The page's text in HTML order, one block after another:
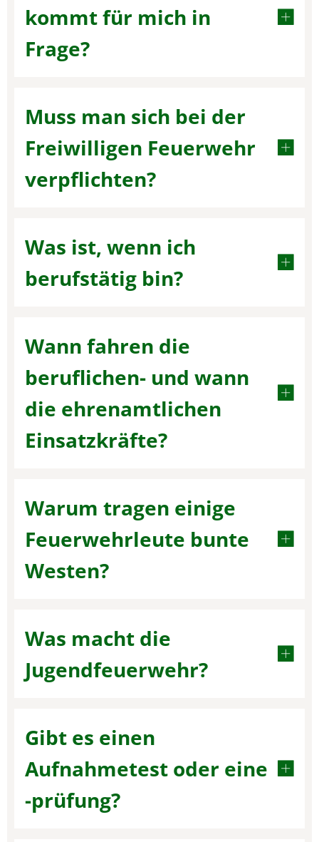
kommt für mich in
Frage?
Muss man sich bei der
Freiwilligen Feuerwehr
verpflichten?
Was ist, wenn ich
berufstätig bin?
Wann fahren die
beruflichen- und wann
die ehrenamtlichen
Einsatzkräfte?
Warum tragen einige
Feuerwehrleute bunte
Westen?
Was macht die
Jugendfeuerwehr?
Gibt es einen
Aufnahmetest oder eine
-­prüfung?